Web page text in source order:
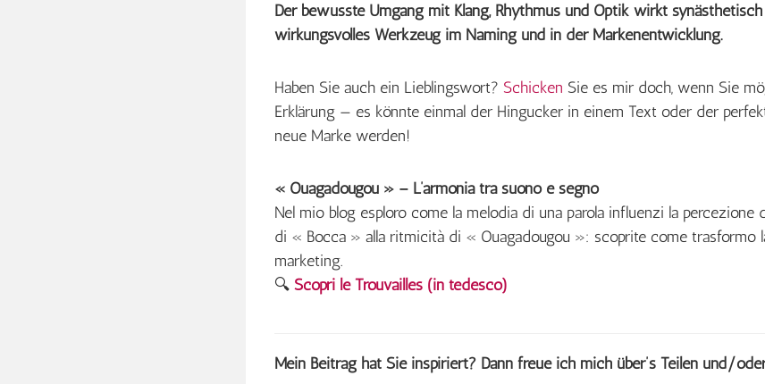
Der bewusste Umgang mit Klang, Rhythmus und Optik wirkt
wirkungsvolles Werkzeug im Naming und in der Markenentwicklung.
Haben Sie auch ein Lieblingswort? Schicken Sie es mir doch, wenn Sie
Erklärung — es könnte einmal der Hingucker in einem Text oder der
neue Marke werden!
« Ouagadougou » – L’armonia tra suono e segno
Nel mio blog esploro come la melodia di una parola influenzi la percezione
di « Bocca » alla ritmicità di « Ouagadougou »: scoprite come trasformo
marketing.
🔍 Scopri le Trouvailles (in tedesco)
Mein Beitrag hat Sie inspiriert? Dann freue ich mich über’s Teilen und/